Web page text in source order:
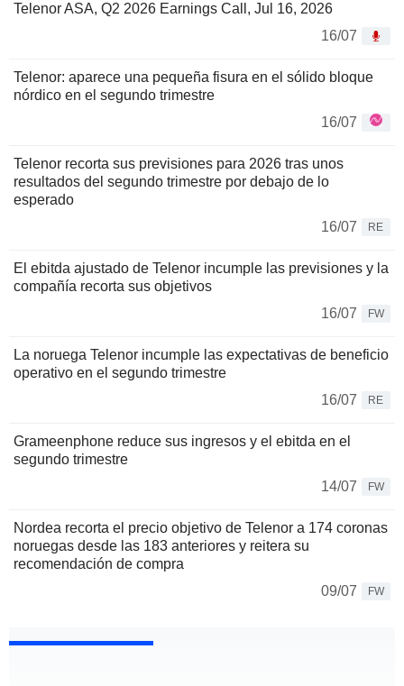
Telenor ASA, Q2 2026 Earnings Call, Jul 16, 2026
16/07
Telenor: aparece una pequeña fisura en el sólido bloque
nórdico en el segundo trimestre
16/07
Telenor recorta sus previsiones para 2026 tras unos
resultados del segundo trimestre por debajo de lo
esperado
16/07
RE
El ebitda ajustado de Telenor incumple las previsiones y la
compañía recorta sus objetivos
16/07
FW
La noruega Telenor incumple las expectativas de beneficio
operativo en el segundo trimestre
16/07
RE
Grameenphone reduce sus ingresos y el ebitda en el
segundo trimestre
14/07
FW
Nordea recorta el precio objetivo de Telenor a 174 coronas
noruegas desde las 183 anteriores y reitera su
recomendación de compra
09/07
FW